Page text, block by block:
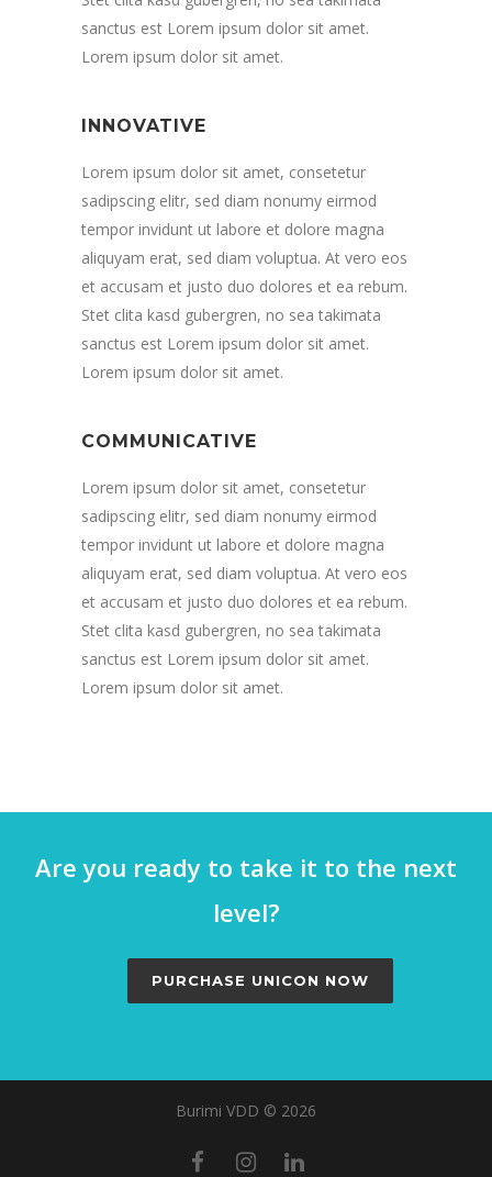
sanctus est Lorem ipsum dolor sit amet.
Lorem ipsum dolor sit amet.
INNOVATIVE
Lorem ipsum dolor sit amet, consetetur
sadipscing elitr, sed diam nonumy eirmod
tempor invidunt ut labore et dolore magna
aliquyam erat, sed diam voluptua. At vero eos
et accusam et justo duo dolores et ea rebum.
Stet clita kasd gubergren, no sea takimata
sanctus est Lorem ipsum dolor sit amet.
Lorem ipsum dolor sit amet.
COMMUNICATIVE
Lorem ipsum dolor sit amet, consetetur
sadipscing elitr, sed diam nonumy eirmod
tempor invidunt ut labore et dolore magna
aliquyam erat, sed diam voluptua. At vero eos
et accusam et justo duo dolores et ea rebum.
Stet clita kasd gubergren, no sea takimata
sanctus est Lorem ipsum dolor sit amet.
Lorem ipsum dolor sit amet.
Are you ready to take it to the next
level?
PURCHASE UNICON NOW
Burimi VDD © 2026